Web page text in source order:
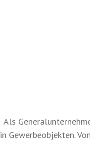
Als
in Gewerbeobjekten.